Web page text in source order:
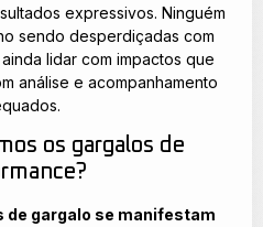
expressivos. Ninguém
sendo desperdiçadas com
lidar com impactos que
análise e acompanhamento
os gargalos de
de gargalo se manifestam